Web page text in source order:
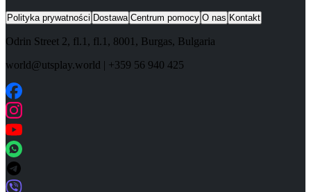
Polityka prywatności Dostawa Centrum pomocy O nas Kontakt
Odrin Street 2, fl.1 , fl.1, 8001 , Burgas, Bulgaria
world@utsplay.world | +359 56 940 425